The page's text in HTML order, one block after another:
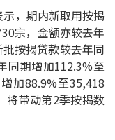
示，期内新取用按揭
宗，金额亦较去年
按揭贷款较去年同
同期增加112.3%至
加88.9%至35,418
将带动第2季按揭数